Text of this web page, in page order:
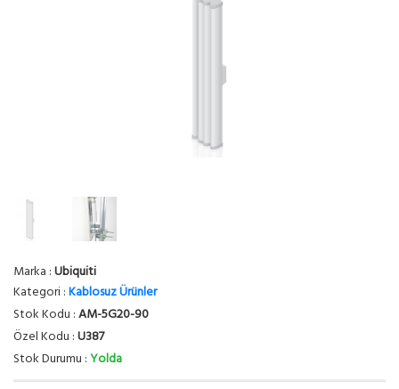
Marka :Ubiquiti
Kategori :Kablosuz Ürünler
Stok Kodu :AM-5G20-90
Özel Kodu :U387
Stok Durumu :Yolda